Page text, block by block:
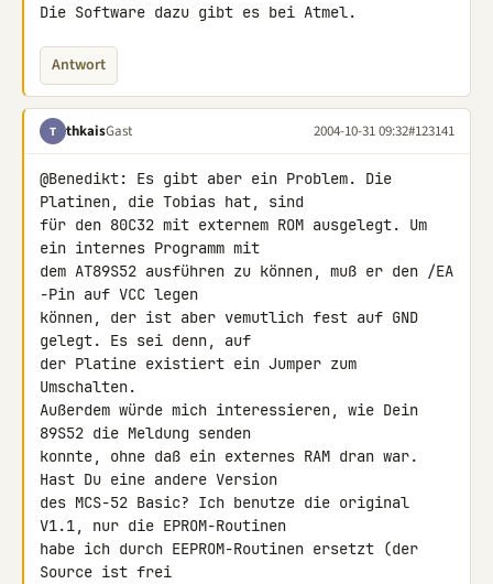
Die Software dazu gibt es bei Atmel.
Antwort
T thkaisGast 2004-10-31 09:32#123141
@Benedikt: Es gibt aber ein Problem. Die
Platinen, die Tobias hat, sind
für den 80C32 mit externem ROM ausgelegt. Um
ein internes Programm mit
dem AT89S52 ausführen zu können, muß er den /EA
-Pin auf VCC legen
können, der ist aber vemutlich fest auf GND
gelegt. Es sei denn, auf
der Platine existiert ein Jumper zum
Umschalten.
Außerdem würde mich interessieren, wie Dein
89S52 die Meldung senden
konnte, ohne daß ein externes RAM dran war.
Hast Du eine andere Version
des MCS-52 Basic? Ich benutze die original
V1.1, nur die EPROM-Routinen
habe ich durch EEPROM-Routinen ersetzt (der
Source ist frei